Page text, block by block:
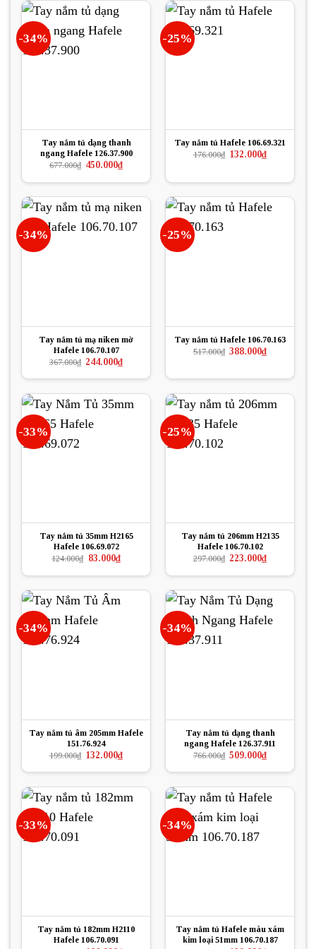
-34%
Tay nắm tủ dạng thanh
ngang Hafele 126.37.900
677.000₫ Giá
là:
450.000₫Giá
hiện
tại
450.000₫.
-25%
Tay nắm tủ Hafele 106.69.321
176.000₫ Giá
132.000₫Giá
hiện
-34%
Tay nắm tủ mạ niken mờ
Hafele 106.70.107
367.000₫ Giá
là:
244.000₫Giá
hiện
tại
244.000₫.
-25%
Tay nắm tủ Hafele 106.70.163
517.000₫ Giá
388.000₫Giá
hiện
-33%
Tay nắm tủ 35mm H2165
Hafele 106.69.072
124.000₫ Giá
là:
83.000₫Giá
hiện
tại
83.000₫.
-25%
Tay nắm tủ 206mm H2135
Hafele 106.70.102
297.000₫ Giá
là:
223.000₫Giá
hiện
tại
223.000₫.
-34%
Tay nắm tủ âm 205mm Hafele
151.76.924
199.000₫ Giá
là:
132.000₫Giá
hiện
tại
132.000₫.
-34%
Tay nắm tủ dạng thanh
ngang Hafele 126.37.911
766.000₫ Giá
là:
509.000₫Giá
hiện
tại
509.000₫.
-33%
Tay nắm tủ 182mm H2110
Hafele 106.70.091
-34%
Tay nắm tủ Hafele màu xám
kim loại 51mm 106.70.187